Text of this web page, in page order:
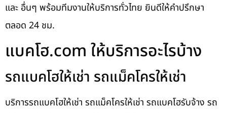
และ อื่นๆ พร้อมทีมงานให้บริการทั่วไทย ยินดีให้คำปรึกษา
ตลอด 24 ชม.
แบคโฮ.com ให้บริการอะไรบ้าง
รถแบคโฮให้เช่า รถแม็คโครให้เช่า
บริการรถแบคโฮให้เช่า รถแม็คโครให้เช่า รถแบคโฮรับจ้าง รถ